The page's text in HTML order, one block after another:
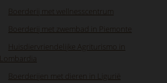
Boerderij met wellnesscentrum
Boerderij met zwembad in Piemonte
Huisdiervriendelijke Agriturismo in
Lombardia
Boerderijen met dieren in Ligurië